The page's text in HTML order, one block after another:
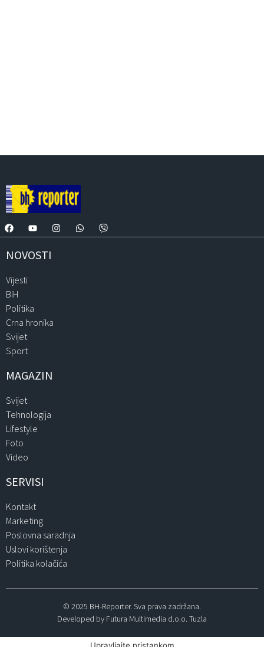
NOVOSTI
Vijesti
BiH
Politika
Crna hronika
Svijet
Sport
MAGAZIN
Svijet
Tehnologija
Lifestyle
Foto
Video
SERVISI
Kontakt
Marketing
Poslovna saradnja
Uslovi korištenja
Politika kolačića
© 2025 BH-Reporter. Sva prava zadržana.
Developed by Futura Multimedia d.o.o. Tuzla